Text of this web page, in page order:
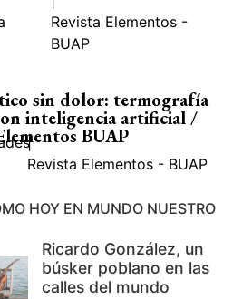
Revista Elementos -
BUAP
sin dolor: termografía
inteligencia artificial /
BUAP
|
Revista Elementos - BUAP
HOY EN MUNDO NUESTRO
Ricardo González, un
búsker poblano en las
calles del mundo